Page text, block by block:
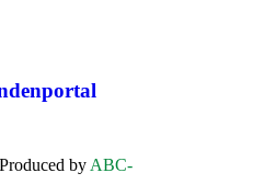
by ABC-